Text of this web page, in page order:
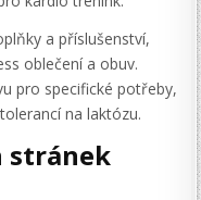
a příslušenství,
oblečení a obuv.
pro specifické potřeby,
na laktózu.
stránek